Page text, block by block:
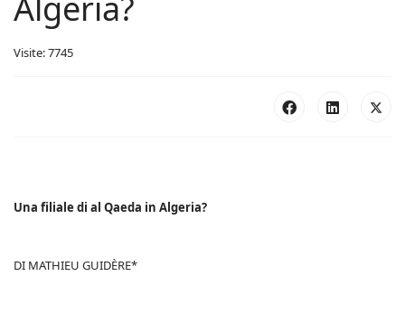
Visite: 7745
Una filiale di al Qaeda in Algeria?
DI MATHIEU GUIDÈRE*